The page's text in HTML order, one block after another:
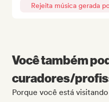
Rejeita música gerada
Você também
curadores/
Porque você está